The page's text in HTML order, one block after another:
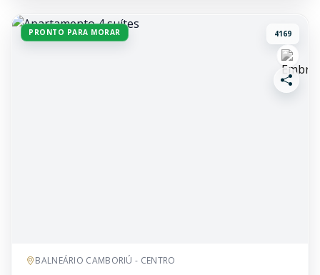
PRONTO PARA MORAR 4169
BALNEÁRIO CAMBORIÚ - CENTRO